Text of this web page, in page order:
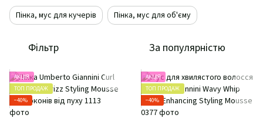
Пінка, мус для кучерів Пінка, мус для об'єму
Фільтр За популярністю
АКЦІЯ
ТОП ПРОДАЖ
−40%
АКЦІЯ
ТОП ПРОДАЖ
−40%